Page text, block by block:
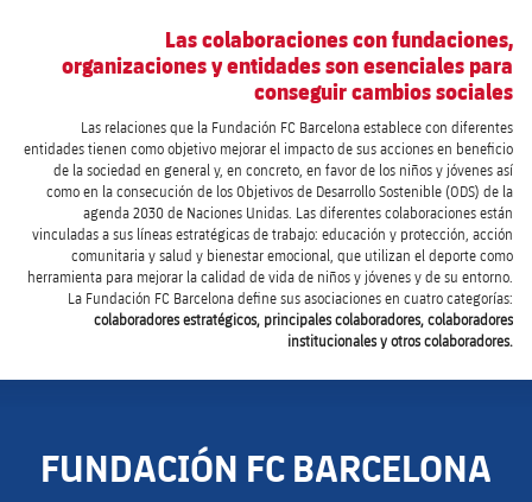
Las colaboraciones con fundaciones,
organizaciones y entidades son esenciales para
conseguir cambios sociales
Las relaciones que la Fundación FC Barcelona establece con diferentes
entidades tienen como objetivo mejorar el impacto de sus acciones en beneficio
de la sociedad en general y, en concreto, en favor de los niños y jóvenes así
como en la consecución de los Objetivos de Desarrollo Sostenible (ODS) de la
agenda 2030 de Naciones Unidas. Las diferentes colaboraciones están
vinculadas a sus líneas estratégicas de trabajo: educación y protección, acción
comunitaria y salud y bienestar emocional, que utilizan el deporte como
herramienta para mejorar la calidad de vida de niños y jóvenes y de su entorno.
La Fundación FC Barcelona define sus asociaciones en cuatro categorías:
colaboradores estratégicos, principales colaboradores, colaboradores
institucionales y otros colaboradores.
FUNDACIÓN FC BARCELONA